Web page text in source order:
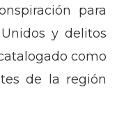
para
y delitos
como
de la región